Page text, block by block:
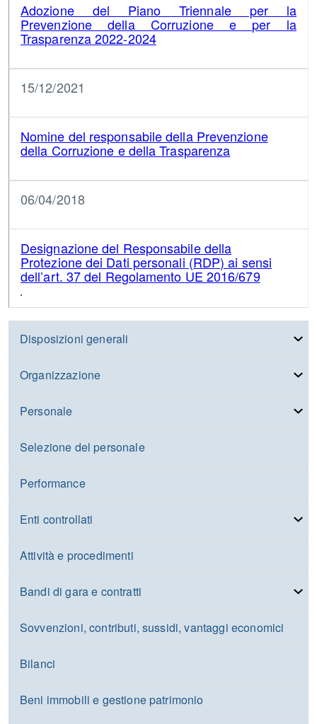
Adozione del Piano Triennale per la
Prevenzione della Corruzione e per la
Trasparenza 2022-2024
15/12/2021
Nomine del responsabile della Prevenzione
della Corruzione e della Trasparenza
06/04/2018
Designazione del Responsabile della
Protezione dei Dati personali (RDP) ai sensi
dell’art. 37 del Regolamento UE 2016/679
Disposizioni generali
Organizzazione
Personale
Selezione del personale
Performance
Enti controllati
Attività e procedimenti
Bandi di gara e contratti
Sovvenzioni, contributi, sussidi, vantaggi economici
Bilanci
Beni immobili e gestione patrimonio